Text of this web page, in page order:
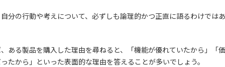
分の行動や考えについて、必ずしも論理的かつ正直に語るわけでは
ある製品を購入した理由を尋ねると、「機能が優れていたから」「
たから」といった表面的な理由を答えることが多いでしょう。